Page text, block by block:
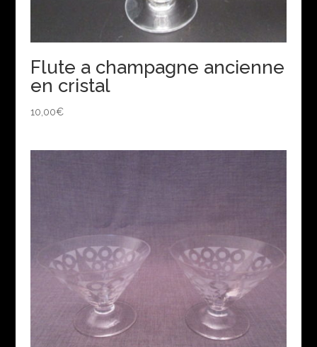
Flute a champagne ancienne
en cristal
10,00€